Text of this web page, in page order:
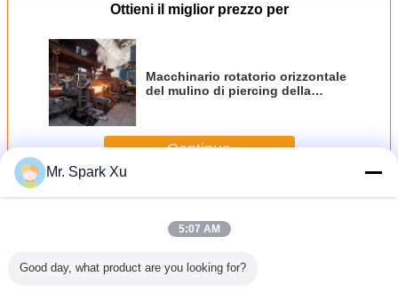
Ottieni il miglior prezzo per
Macchinario rotatorio orizzontale
del mulino di piercing della
Continua
PiùPiercing Mill
Mr. Spark Xu
5:07 AM
Good day, what product are you looking for?